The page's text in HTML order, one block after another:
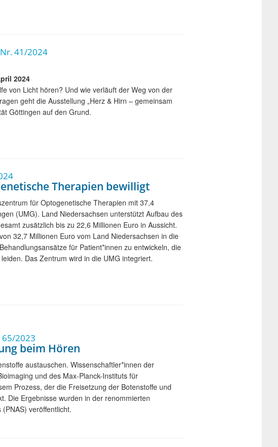
41/2024
2024
von Licht hören? Und wie verläuft der Weg von der
geht die Ausstellung „Herz & Hirn – gemeinsam
Göttingen auf den Grund.
Therapien bewilligt
für Optogenetische Therapien mit 37,4
(UMG). Land Niedersachsen unterstützt Aufbau des
zusätzlich bis zu 22,6 Millionen Euro in Aussicht.
32,7 Millionen Euro vom Land Niedersachsen in die
für Patient*innen zu entwickeln, die
Das Zentrum wird in die UMG integriert.
2023
beim Hören
austauschen. Wissenschaftler*innen der
und des Max-Planck-Instituts für
Prozess, der die Freisetzung der Botenstoffe und
Die Ergebnisse wurden in der renommierten
veröffentlicht.